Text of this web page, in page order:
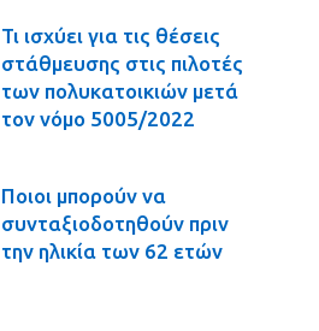
Τι ισχύει για τις θέσεις
στάθμευσης στις πιλοτές
των πολυκατοικιών μετά
τον νόμο 5005/2022
Ποιοι μπορούν να
συνταξιοδοτηθούν πριν
την ηλικία των 62 ετών